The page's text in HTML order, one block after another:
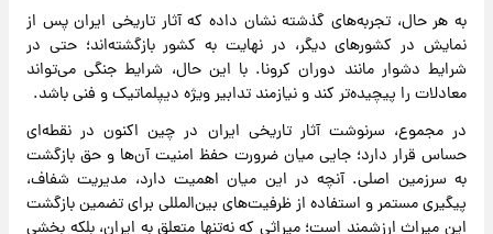
به هر حال، تجربه‌های گذشته نشان داده که آثار تاریخی ایران پس از
نمایش در کشورهای دیگر، در نهایت به کشور بازگشته‌اند؛ حتی در
شرایط دشوار مانند دوران کرونا. با این حال، شرایط جنگی می‌تواند
معادلات را پیچیده‌تر کند و نیازمند تدابیر ویژه دیپلماتیک و فنی باشد.
در مجموع، سرنوشت آثار تاریخی ایران در چین اکنون در نقطه‌ای
حساس قرار دارد؛ جایی میان ضرورت حفظ امنیت آن‌ها و حق بازگشت
به سرزمین اصلی. آنچه در این میان اهمیت دارد، مدیریت شفاف،
پیگیری مستمر و استفاده از ظرفیت‌های بین‌المللی برای تضمین بازگشت
این میراث ارزشمند است؛ میراثی که نه‌تنها متعلق به ایران، بلکه بخشی